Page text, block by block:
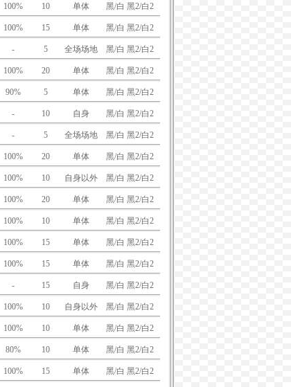
100% 10 单体 黑/白 黑2/白2
100% 15 单体 黑/白 黑2/白2
- 5 全场场地 黑/白 黑2/白2
100% 20 单体 黑/白 黑2/白2
90% 5 单体 黑/白 黑2/白2
- 10 自身 黑/白 黑2/白2
- 5 全场场地 黑/白 黑2/白2
100% 20 单体 黑/白 黑2/白2
100% 10 自身以外 黑/白 黑2/白2
100% 20 单体 黑/白 黑2/白2
100% 10 单体 黑/白 黑2/白2
100% 15 单体 黑/白 黑2/白2
100% 15 单体 黑/白 黑2/白2
- 15 自身 黑/白 黑2/白2
100% 10 自身以外 黑/白 黑2/白2
100% 10 单体 黑/白 黑2/白2
80% 10 单体 黑/白 黑2/白2
100% 15 单体 黑/白 黑2/白2